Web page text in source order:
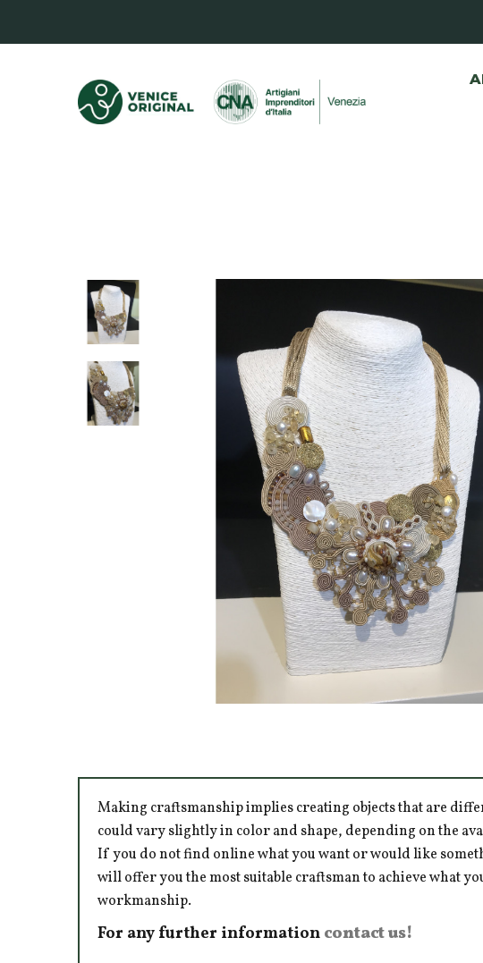
Making craftsmanship implies creating objects that are
could vary slightly in color and shape, depending on the
If you do not find online what you want or would like
will offer you the most suitable craftsman to achieve what
workmanship.
For any further information contact us!